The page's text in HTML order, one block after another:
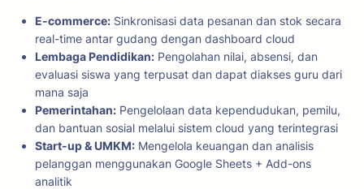
E-commerce: Sinkronisasi data pesanan dan stok secara
real-time antar gudang dengan dashboard cloud
Lembaga Pendidikan: Pengolahan nilai, absensi, dan
evaluasi siswa yang terpusat dan dapat diakses guru dari
mana saja
Pemerintahan: Pengelolaan data kependudukan, pemilu,
dan bantuan sosial melalui sistem cloud yang terintegrasi
Start-up & UMKM: Mengelola keuangan dan analisis
pelanggan menggunakan Google Sheets + Add-ons
analitik